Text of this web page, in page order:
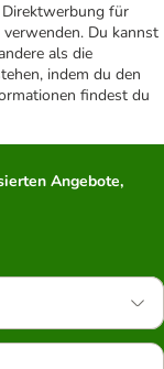
für
Du kannst
als die
indem du den
findest du
Angebote,